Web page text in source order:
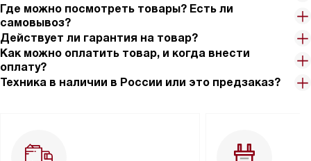
Где можно посмотреть товары? Есть ли
самовывоз?
Действует ли гарантия на товар?
Как можно оплатить товар, и когда внести
оплату?
Техника в наличии в России или это предзаказ?